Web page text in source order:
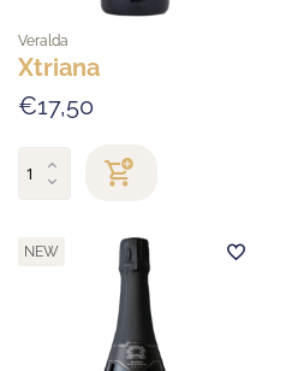
Veralda
Xtriana
€17,50
NEW